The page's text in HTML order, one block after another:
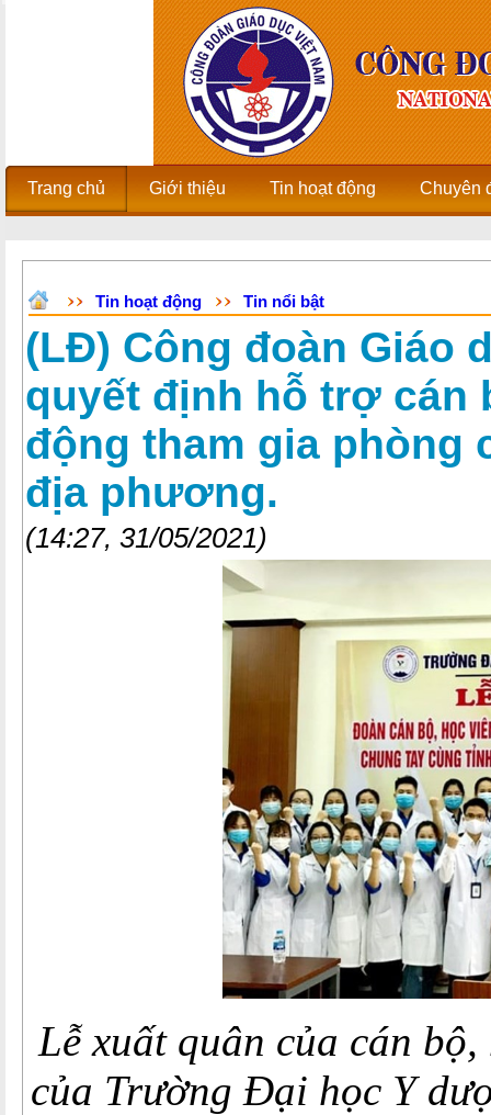
Trang chủ Giới thiệu Tin hoạt động Chuyên
Tin hoạt động Tin nổi bật
(LĐ) Công đoàn Giáo
quyết định hỗ trợ cán
động tham gia phòng
địa phương.
(14:27, 31/05/2021)
Lễ xuất quân của cán
của Trường Đại học Y